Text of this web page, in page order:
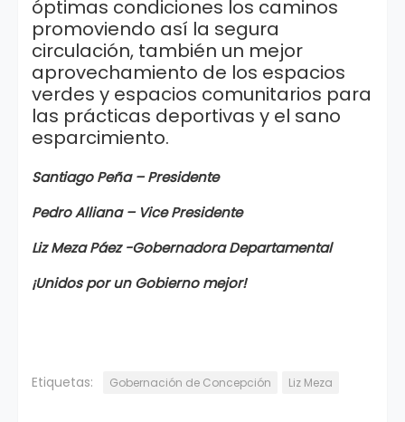
óptimas condiciones los caminos
promoviendo así la segura
circulación, también un mejor
aprovechamiento de los espacios
verdes y espacios comunitarios para
las prácticas deportivas y el sano
esparcimiento.
Santiago Peña – Presidente
Pedro Alliana – Vice Presidente
Liz Meza Páez -Gobernadora Departamental
¡Unidos por un Gobierno mejor!
Etiquetas: Gobernación de Concepción Liz Meza